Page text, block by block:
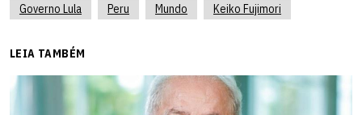
Governo Lula Peru Mundo Keiko Fujimori
LEIA TAMBÉM